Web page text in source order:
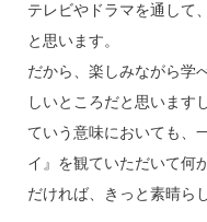
テレビやドラマを通して
と思います。
だから、楽しみながら学
しいところだと思います
ていう意味においても、
イ』を観ていただいて何
だければ、きっと素晴ら